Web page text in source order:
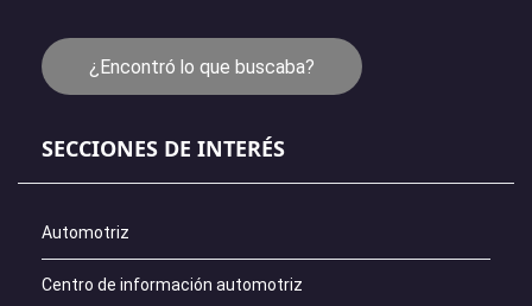
¿Encontró lo que buscaba?
SECCIONES DE INTERÉS
Automotriz
Centro de información automotriz